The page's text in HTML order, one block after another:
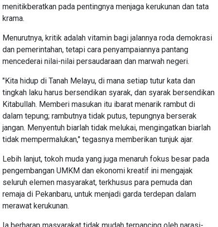
menitikberatkan pada pentingnya menjaga kerukunan dan tata
krama.
Menurutnya, kritik adalah vitamin bagi jalannya roda demokrasi
dan pemerintahan, tetapi cara penyampaiannya pantang
mencederai nilai-nilai persaudaraan dan marwah negeri.
"Kita hidup di Tanah Melayu, di mana setiap tutur kata dan
tingkah laku harus bersendikan syarak, dan syarak bersendikan
Kitabullah. Memberi masukan itu ibarat menarik rambut di
dalam tepung; rambutnya tidak putus, tepungnya berserak
jangan. Menyentuh biarlah tidak melukai, mengingatkan biarlah
tidak mempermalukan," tegasnya memberikan tunjuk ajar.
Lebih lanjut, tokoh muda yang juga menaruh fokus besar pada
pengembangan UMKM dan ekonomi kreatif ini mengajak
seluruh elemen masyarakat, terkhusus para pemuda dan
remaja di Pekanbaru, untuk menjadi garda terdepan dalam
merawat kerukunan.